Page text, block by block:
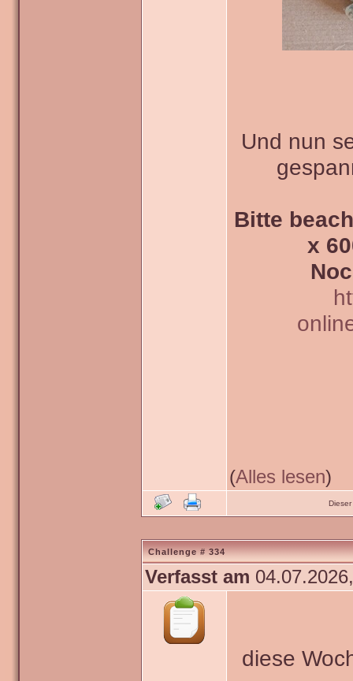
Und nun
Bitte
x
(Alles lesen)
Challenge # 334
Verfasst am
diese